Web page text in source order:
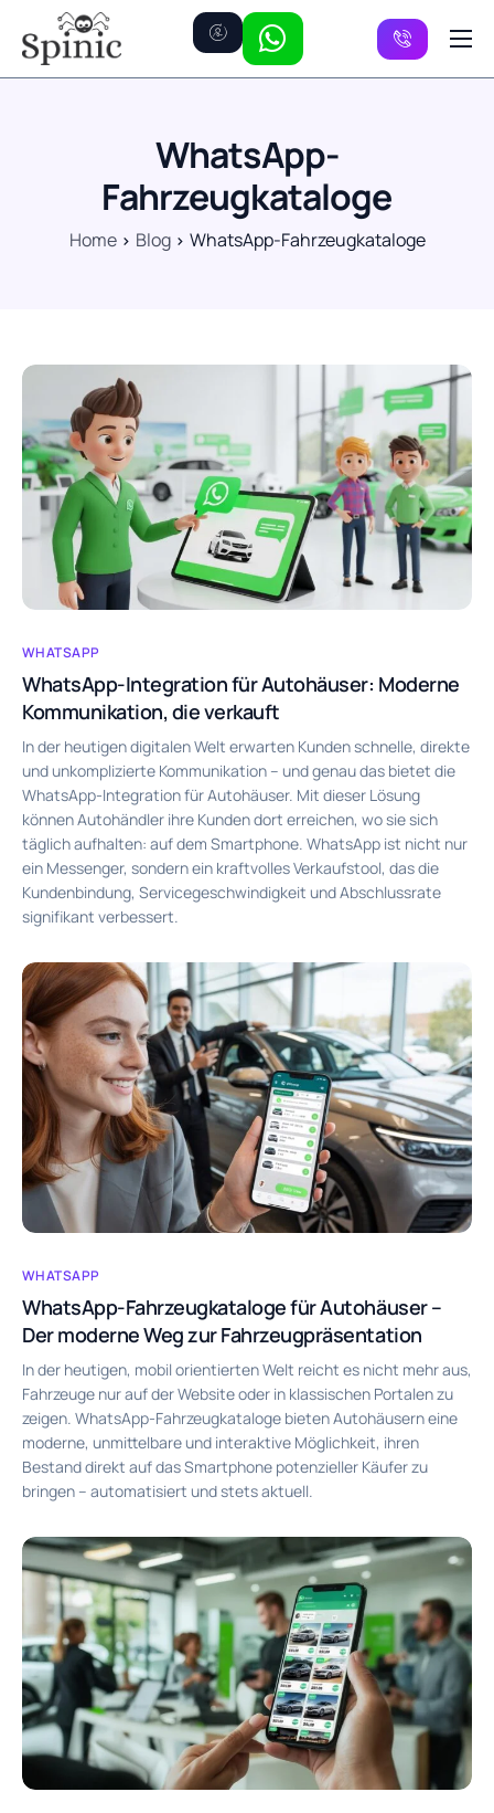
Preise
WhatsApp-
Fahrzeugkataloge
Home Blog WhatsApp-Fahrzeugkataloge
WHATSAPP
WhatsApp-Integration für Autohäuser: Moderne
Kommunikation, die verkauft
In der heutigen digitalen Welt erwarten Kunden schnelle, direkte
und unkomplizierte Kommunikation – und genau das bietet die
WhatsApp-Integration für Autohäuser. Mit dieser Lösung
können Autohändler ihre Kunden dort erreichen, wo sie sich
täglich aufhalten: auf dem Smartphone. WhatsApp ist nicht nur
ein Messenger, sondern ein kraftvolles Verkaufstool, das die
Kundenbindung, Servicegeschwindigkeit und Abschlussrate
signifikant verbessert.
WHATSAPP
WhatsApp-Fahrzeugkataloge für Autohäuser –
Der moderne Weg zur Fahrzeugpräsentation
In der heutigen, mobil orientierten Welt reicht es nicht mehr aus,
Fahrzeuge nur auf der Website oder in klassischen Portalen zu
zeigen. WhatsApp-Fahrzeugkataloge bieten Autohäusern eine
moderne, unmittelbare und interaktive Möglichkeit, ihren
Bestand direkt auf das Smartphone potenzieller Käufer zu
bringen – automatisiert und stets aktuell.